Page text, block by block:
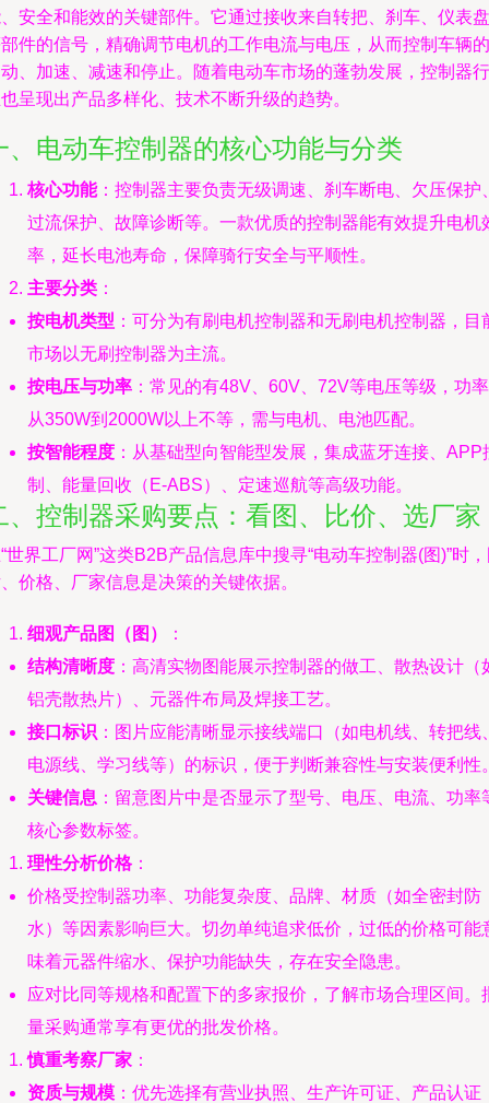
安全和能效的关键部件。它通过接收来自转把、刹车、仪表盘
件的信号，精确调节电机的工作电流与电压，从而控制车辆的
、加速、减速和停止。随着电动车市场的蓬勃发展，控制器行
呈现出产品多样化、技术不断升级的趋势。
、电动车控制器的核心功能与分类
核心功能：控制器主要负责无级调速、刹车断电、欠压保护
过流保护、故障诊断等。一款优质的控制器能有效提升电机
率，延长电池寿命，保障骑行安全与平顺性。
主要分类 ：
按电机类型 ：可分为有刷电机控制器和无刷电机控制器，目
市场以无刷控制器为主流。
按电压与功率 ：常见的有48V、60V、72V等电压等级，功率
从350W到2000W以上不等，需与电机、电池匹配。
按智能程度 ：从基础型向智能型发展，集成蓝牙连接、APP
制、能量回收（E-ABS）、定速巡航等高级功能。
、控制器采购要点：看图、比价、选厂家
世界工厂网”这类B2B产品信息库中搜寻“电动车控制器(图)”时
价格、厂家信息是决策的关键依据。
细观产品图（图）
：
结构清晰度 ：高清实物图能展示控制器的做工、散热设计（
铝壳散热片）、元器件布局及焊接工艺。
接口标识 ：图片应能清晰显示接线端口（如电机线、转把线
电源线、学习线等）的标识，便于判断兼容性与安装便利性
关键信息 ：留意图片中是否显示了型号、电压、电流、功率
核心参数标签。
理性分析价格：
价格受控制器功率、功能复杂度、品牌、材质（如全密封防
水）等因素影响巨大。切勿单纯追求低价，过低的价格可能
味着元器件缩水、保护功能缺失，存在安全隐患。
应对比同等规格和配置下的多家报价，了解市场合理区间。
量采购通常享有更优的批发价格。
慎重考察厂家 ：
资质与规模 ：优先选择有营业执照、生产许可证、产品认证